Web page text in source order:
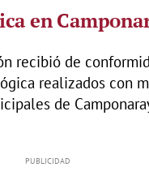
en
recibió de
realizados con
de